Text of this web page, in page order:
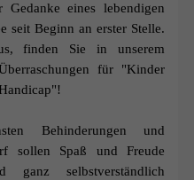
eines lebendigen
seit Beginn an erster Stelle.
finden Sie in unserem
für "Kinder
Behinderungen und
sollen Spaß und Freude
selbstverständlich